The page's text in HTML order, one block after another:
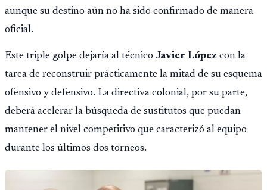
aunque su destino aún no ha sido confirmado de manera
oficial.
Este triple golpe dejaría al técnico Javier López con la
tarea de reconstruir prácticamente la mitad de su esquema
ofensivo y defensivo. La directiva colonial, por su parte,
deberá acelerar la búsqueda de sustitutos que puedan
mantener el nivel competitivo que caracterizó al equipo
durante los últimos dos torneos.